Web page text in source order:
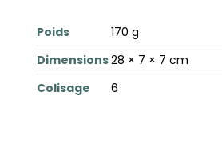
Poids
170 g
Dimensions28 × 7 × 7 cm
Colisage
6